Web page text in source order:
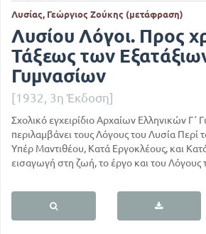
Λυσίας, Γεώργιος Ζούκης (μετάφραση)
Λυσίου Λόγοι. Προς
Τάξεως των
Γυμνασίων
[1932, 3η Έκδοση]
Σχολικό εγχειρίδιο Αρχαίων Ελληνικών Γ΄
περιλαμβάνει τους Λόγους του Λυσία Περί
Υπέρ Μαντιθέου, Κατά Εργοκλέους, και
εισαγωγή στη ζωή, το έργο και του Λόγους